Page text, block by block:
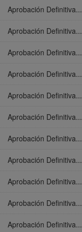
Aprobación Definitiva...
Aprobación Definitiva...
Aprobación Definitiva...
Aprobación Definitiva...
Aprobación Definitiva...
Aprobación Definitiva...
Aprobación Definitiva...
Aprobación Definitiva...
Aprobación Definitiva...
Aprobación Definitiva...
Aprobación Definitiva...